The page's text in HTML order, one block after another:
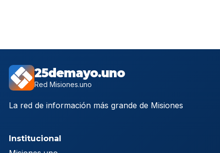
25demayo.uno
Red Misiones.uno
La red de información más grande de Misiones
Institucional